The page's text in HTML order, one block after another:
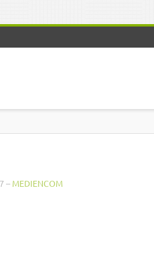
– MEDIENCOM